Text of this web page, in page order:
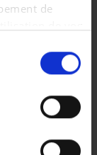
de
de vos
en
ou en
localisation